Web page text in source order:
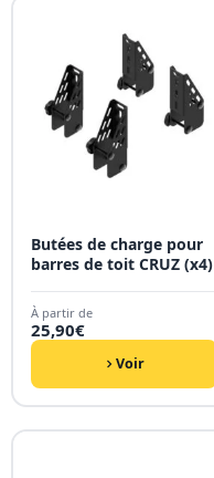
Butées de charge pour
barres de toit CRUZ (x4)
À partir de
25,90€
Voir